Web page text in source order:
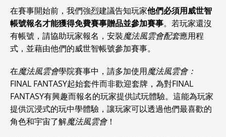
在賽事開始前，我們強烈建議告知玩家他們必須用威世智
帳號報名才能獲得免費賽事贈品並參加賽事。若玩家還沒
有帳號，請協助玩家報名，安裝魔法風雲會配套應用程
式，並藉由他們的威世智帳號參加賽事。
在魔法風雲會學院賽事中，請多加使用魔法風雲會：
FINAL FANTASY起始套件而非歡迎套牌，為對FINAL
FANTASY有興趣而報名的玩家提供試玩體驗。這能為玩家
提供沉浸式的玩中學體驗，讓玩家可以透過他們最喜歡的
角色和宇宙了解魔法風雲會！